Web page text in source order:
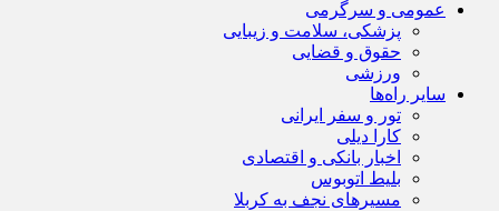
عمومی و سرگرمی
پزشکی، سلامت و زیبایی
حقوق و قضایی
ورزشی
سایر راه‌ها
تور و سفر ایرانی
کارا دیلی
اخبار بانکی و اقتصادی
بلیط اتوبوس
مسیرهای نجف به کربلا